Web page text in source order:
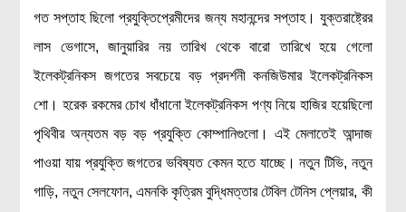
রসায়ন বিজ্ঞান
গণিত
প্রায়োগিক বিজ্ঞান
গত সপ্তাহ ছিলো প্রযুক্তিপ্রেমীদের জন্য মহানন্দের সপ্তাহ। যুক্তরাষ্ট্রের
লাস ভেগাসে, জানুয়ারির নয় তারিখ থেকে বারো তারিখে হয়ে গেলো
ইলেকট্রনিকস জগতের সবচেয়ে বড় প্রদর্শনী কনজিউমার ইলেকট্রনিকস
শো। হরেক রকমের চোখ ধাঁধানো ইলেকট্রনিকস পণ্য নিয়ে হাজির হয়েছিলো
পৃথিবীর অন্যতম বড় বড় প্রযুক্তি কোম্পানিগুলো। এই মেলাতেই আন্দাজ
পাওয়া যায় প্রযুক্তি জগতের ভবিষ্যত কেমন হতে যাচ্ছে। নতুন টিভি, নতুন
গাড়ি, নতুন সেলফোন, এমনকি কৃত্রিম বুদ্ধিমত্তার টেবিল টেনিস প্লেয়ার, কী